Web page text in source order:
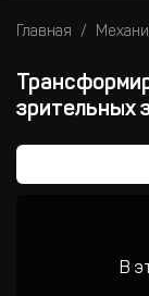
Главная
зрительных
В